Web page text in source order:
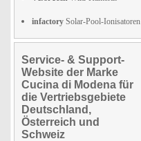
infactory Solar-Pool-Ionisatoren
Service- & Support-
Website der Marke
Cucina di Modena für
die Vertriebsgebiete
Deutschland,
Österreich und
Schweiz